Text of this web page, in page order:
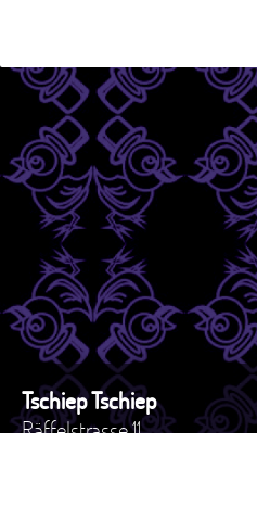
Tschiep Tschiep
Räffelstrasse 11